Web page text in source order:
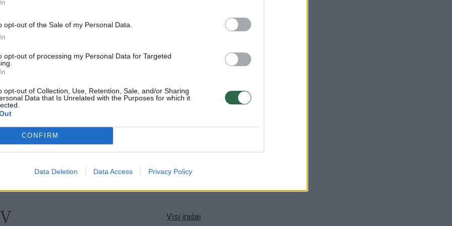
opt-out of the Sale of my Personal Data.
opt-out of processing my Personal Data for Targeted
opt-out of Collection, Use, Retention, Sale, and/or Sharing
Data that Is Unrelated with the Purposes for which it
CONFIRM
Data Deletion Data Access Privacy Policy
K. Prunskienės brolis prisiminė jaudinančią
Žinios | Lietuvos diena
Mėsainių mėgėjus kviečia nepražiopsoti
festivalio Vilniuje: atskleidė populiariausią
paruošimo būdą
Žinios Lietuvos diena
Visi įrašai